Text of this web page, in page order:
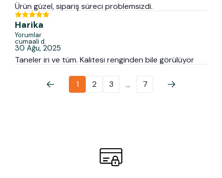
Ürün güzel, sipariş süreci problemsizdi.
Harika
Yorumlar
cumaali d.
30 Ağu, 2025
Taneler iri ve tüm. Kalitesi renginden bile görülüyor
1 2 3 ... 7